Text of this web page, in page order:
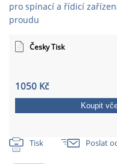
pro spínací a řídicí
proudu
Česky Tisk
1050 Kč
Koupit
Tisk Poslat